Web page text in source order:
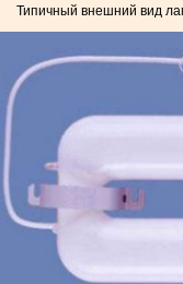
Типичный внешний вид